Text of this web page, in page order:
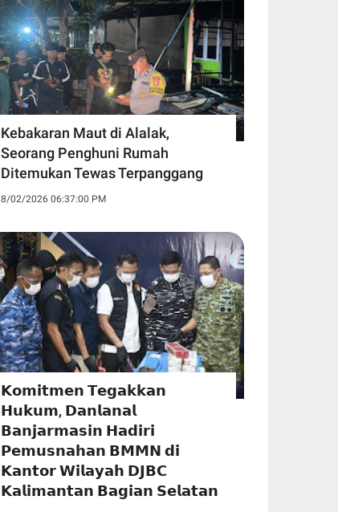
Kebakaran Maut di Alalak,
Seorang Penghuni Rumah
Ditemukan Tewas Terpanggang
8/02/2026 06:37:00 PM
𝗞𝗼𝗺𝗶𝘁𝗺𝗲𝗻 𝗧𝗲𝗴𝗮𝗸𝗸𝗮𝗻
𝗛𝘂𝗸𝘂𝗺, 𝗗𝗮𝗻𝗹𝗮𝗻𝗮𝗹
𝗕𝗮𝗻𝗷𝗮𝗿𝗺𝗮𝘀𝗶𝗻 𝗛𝗮𝗱𝗶𝗿𝗶
𝗣𝗲𝗺𝘂𝘀𝗻𝗮𝗵𝗮𝗻 𝗕𝗠𝗠𝗡 𝗱𝗶
𝗞𝗮𝗻𝘁𝗼𝗿 𝗪𝗶𝗹𝗮𝘆𝗮𝗵 𝗗𝗝𝗕𝗖
𝗞𝗮𝗹𝗶𝗺𝗮𝗻𝘁𝗮𝗻 𝗕𝗮𝗴𝗶𝗮𝗻 𝗦𝗲𝗹𝗮𝘁𝗮𝗻